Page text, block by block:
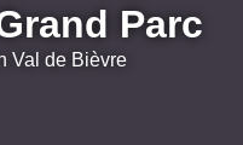
Parc
Val de Bièvre